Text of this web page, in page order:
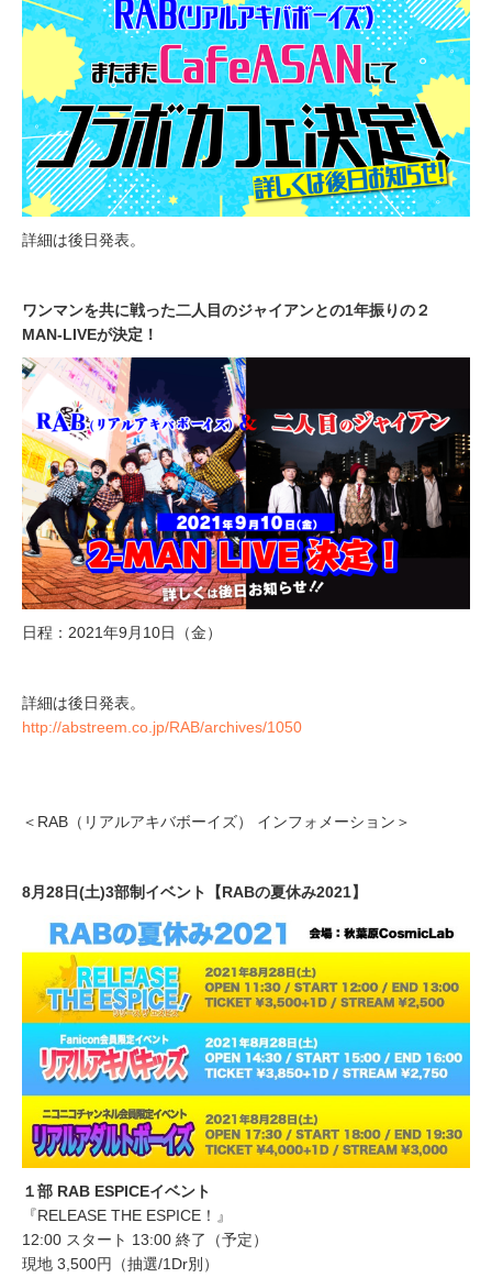
詳細は後日発表。
ワンマンを共に戦った二人目のジャイアンとの1年振りの２
MAN-LIVEが決定！
日程：2021年9月10日（金）
詳細は後日発表。
http://abstreem.co.jp/RAB/archives/1050
＜RAB（リアルアキバボーイズ） インフォメーション＞
8月28日(土)3部制イベント【RABの夏休み2021】
１部 RAB ESPICEイベント
『RELEASE THE ESPICE！』
12:00 スタート 13:00 終了（予定）
現地 3,500円（抽選/1Dr別）